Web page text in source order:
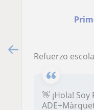
Refuerzo escolar con Roger – Primaria,
👋 ¡Hola!